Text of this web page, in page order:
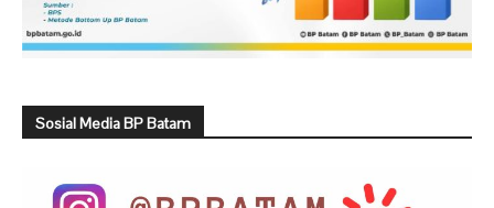
Sosial Media BP Batam